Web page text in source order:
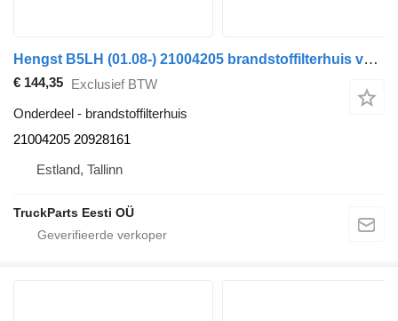
Hengst B5LH (01.08-) 21004205 brandstoffilterhuis voor Volvo B5LH, B0E (2008-) bus
€ 144,35 Exclusief BTW
Onderdeel - brandstoffilterhuis
21004205 20928161
Estland, Tallinn
TruckParts Eesti OÜ